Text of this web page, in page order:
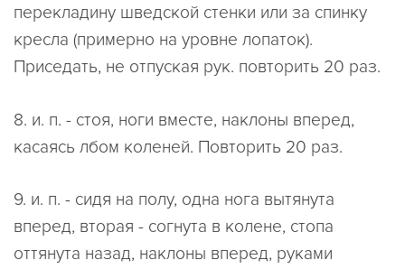
перекладину шведской стенки или за спинку
кресла (примерно на уровне лопаток).
Приседать, не отпуская рук. повторить 20 раз.
8. и. п. - стоя, ноги вместе, наклоны вперед,
касаясь лбом коленей. Повторить 20 раз.
9. и. п. - сидя на полу, одна нога вытянута
вперед, вторая - согнута в колене, стопа
оттянута назад, наклоны вперед, руками